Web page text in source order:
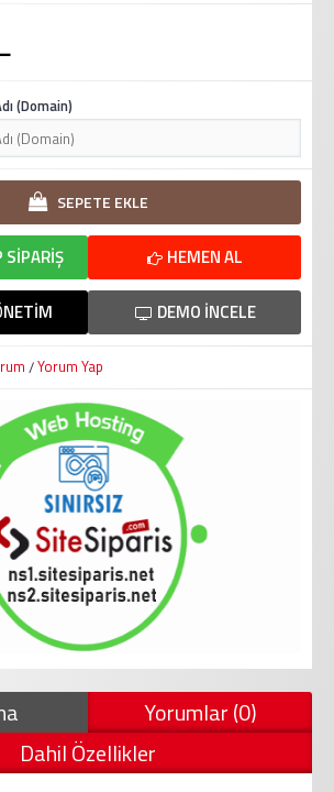
(Domain)
SEPETE EKLE
HEMEN AL
DEMO İNCELE
/Yorum Yap
Yorumlar (0)
Dahil Özellikler